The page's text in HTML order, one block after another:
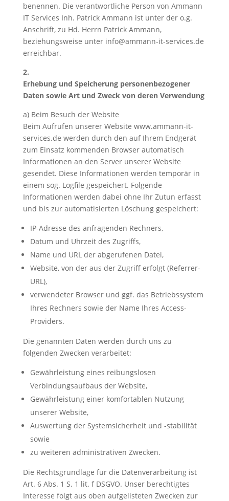
benennen. Die verantwortliche Person von Ammann
IT Services Inh. Patrick Ammann ist unter der o.g.
Anschrift, zu Hd. Herrn Patrick Ammann,
beziehungsweise unter info@ammann-it-services.de
erreichbar.
2.
Erhebung und Speicherung personenbezogener
Daten sowie Art und Zweck von deren Verwendung
a) Beim Besuch der Website
Beim Aufrufen unserer Website www.ammann-it-
services.de werden durch den auf Ihrem Endgerät
zum Einsatz kommenden Browser automatisch
Informationen an den Server unserer Website
gesendet. Diese Informationen werden temporär in
einem sog. Logfile gespeichert. Folgende
Informationen werden dabei ohne Ihr Zutun erfasst
und bis zur automatisierten Löschung gespeichert:
IP-Adresse des anfragenden Rechners,
Datum und Uhrzeit des Zugriffs,
Name und URL der abgerufenen Datei,
Website, von der aus der Zugriff erfolgt (Referrer-
URL),
verwendeter Browser und ggf. das Betriebssystem
Ihres Rechners sowie der Name Ihres Access-
Providers.
Die genannten Daten werden durch uns zu
folgenden Zwecken verarbeitet:
Gewährleistung eines reibungslosen
Verbindungsaufbaus der Website,
Gewährleistung einer komfortablen Nutzung
unserer Website,
Auswertung der Systemsicherheit und -stabilität
sowie
zu weiteren administrativen Zwecken.
Die Rechtsgrundlage für die Datenverarbeitung ist
Art. 6 Abs. 1 S. 1 lit. f DSGVO. Unser berechtigtes
Interesse folgt aus oben aufgelisteten Zwecken zur